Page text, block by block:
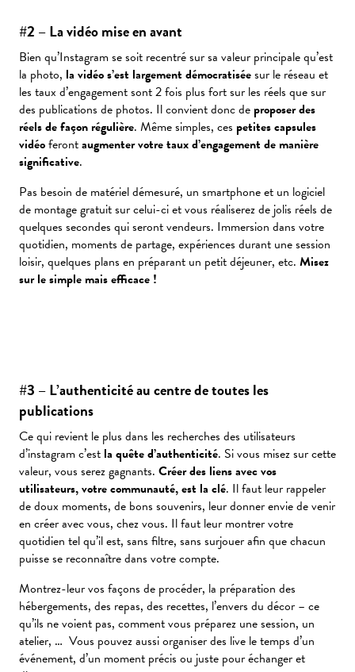
#2 – La vidéo mise en avant
Bien qu’Instagram se soit recentré sur sa valeur principale qu’est
la photo, la vidéo s’est largement démocratiséesur le réseau et
les taux d’engagement sont 2 fois plus fort sur les réels que sur
des publications de photos. Il convient donc de proposer des
réels de façon régulière. Même simples, ces petites capsules
vidéoferontaugmenter votre taux d’engagement de manière
significative.
Pas besoin de matériel démesuré, un smartphone et un logiciel
de montage gratuit sur celui-ci et vous réaliserez de jolis réels de
quelques secondes qui seront vendeurs. Immersion dans votre
quotidien, moments de partage, expériences durant une session
loisir, quelques plans en préparant un petit déjeuner, etc. Misez
sur le simple mais efficace !
#3 – L’authenticité au centre de toutes les
publications
Ce qui revient le plus dans les recherches des utilisateurs
d’instagram c’est la quête d’authenticité. Si vous misez sur cette
valeur, vous serez gagnants. Créer des liens avec vos
utilisateurs, votre communauté, est la clé. Il faut leur rappeler
de doux moments, de bons souvenirs, leur donner envie de venir
en créer avec vous, chez vous. Il faut leur montrer votre
quotidien tel qu’il est, sans filtre, sans surjouer afin que chacun
puisse se reconnaître dans votre compte.
Montrez-leur vos façons de procéder, la préparation des
hébergements, des repas, des recettes, l’envers du décor – ce
qu’ils ne voient pas, comment vous préparez une session, un
atelier, … Vous pouvez aussi organiser des live le temps d’un
événement, d’un moment précis ou juste pour échanger et